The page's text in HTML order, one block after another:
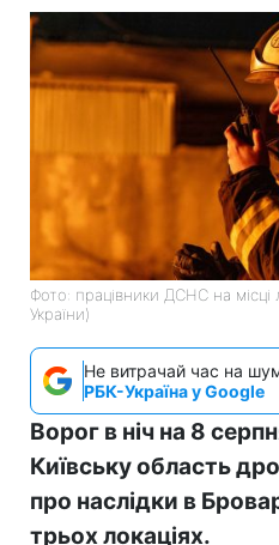
Фото: працівники ДСНС на місці
України)
Не витрачай час на
РБК-Україна у Google
Ворог в ніч на 8
Київську область
про наслідки в
трьох локаціях.